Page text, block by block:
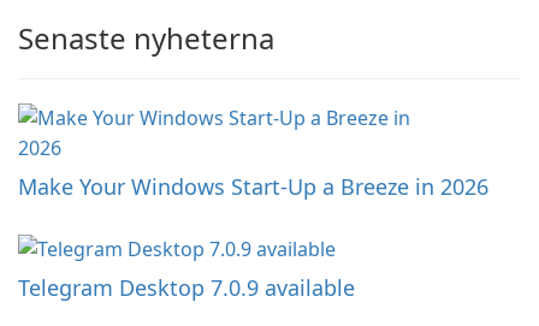
Senaste nyheterna
Make Your Windows Start-Up a Breeze in 2026
Telegram Desktop 7.0.9 available